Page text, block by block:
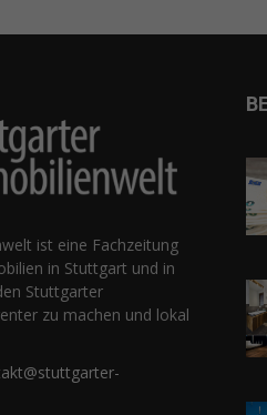
ist eine Fachzeitung
in Stuttgart und in
Stuttgarter
zu machen und lokal